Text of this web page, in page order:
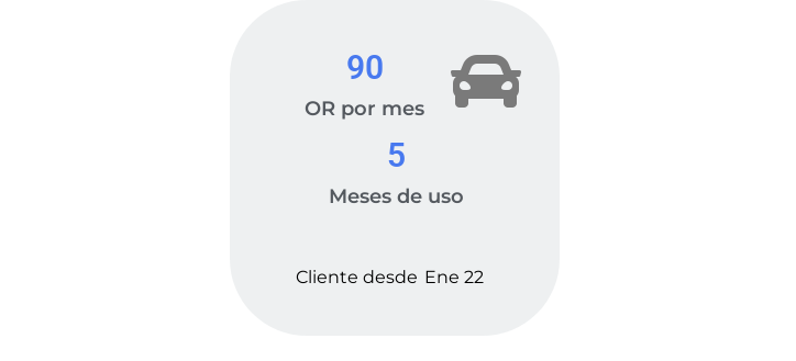
OR por mes
90
Meses de uso
5
Cliente desde Ene 22